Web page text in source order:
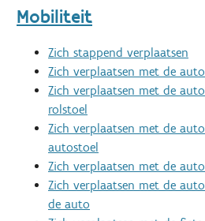
Mobiliteit
Zich stappend verplaatsen
Zich verplaatsen met de
Zich verplaatsen met de
rolstoel
Zich verplaatsen met de
autostoel
Zich verplaatsen met de
Zich verplaatsen met de
de auto